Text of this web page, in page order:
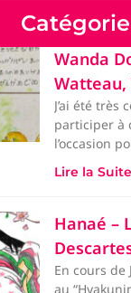
Wanda
Watteau,
J’ai été très
participer à
l’occasion
hommage
j’
Lire la
Hanaé –
En cours de
au